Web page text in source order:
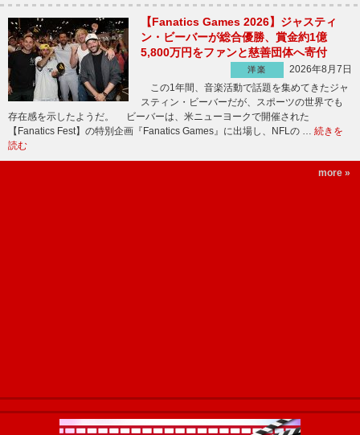
【Fanatics Games 2026】ジャスティ
ン・ビーバーが総合優勝、賞金約1億
5,800万円をファンと慈善団体へ寄付
洋楽
2026年8月7日
この1年間、音楽活動で話題を集めてきたジャ
スティン・ビーバーだが、スポーツの世界でも
存在感を示したようだ。 ビーバーは、米ニューヨークで開催された
【Fanatics Fest】の特別企画『Fanatics Games』に出場し、NFLの … 続きを
読む
more »